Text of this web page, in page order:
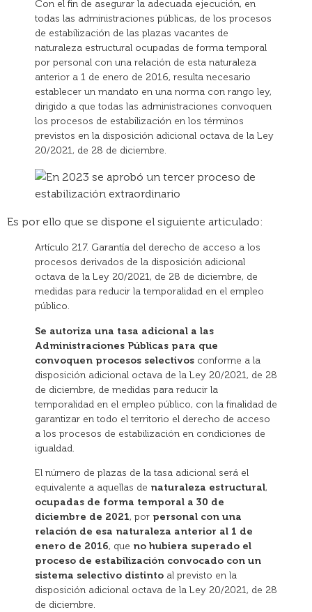
Con el fin de asegurar la adecuada ejecución, en
todas las administraciones públicas, de los procesos
de estabilización de las plazas vacantes de
naturaleza estructural ocupadas de forma temporal
por personal con una relación de esta naturaleza
anterior a 1 de enero de 2016, resulta necesario
establecer un mandato en una norma con rango ley,
dirigido a que todas las administraciones convoquen
los procesos de estabilización en los términos
previstos en la disposición adicional octava de la Ley
20/2021, de 28 de diciembre.
Es por ello que se dispone el siguiente articulado:
Artículo 217. Garantía del derecho de acceso a los
procesos derivados de la disposición adicional
octava de la Ley 20/2021, de 28 de diciembre, de
medidas para reducir la temporalidad en el empleo
público.
Se autoriza una tasa adicional a las
Administraciones Públicas para que
convoquen procesos selectivos conforme a la
disposición adicional octava de la Ley 20/2021, de 28
de diciembre, de medidas para reducir la
temporalidad en el empleo público, con la finalidad de
garantizar en todo el territorio el derecho de acceso
a los procesos de estabilización en condiciones de
igualdad.
El número de plazas de la tasa adicional será el
equivalente a aquellas de naturaleza estructural,
ocupadas de forma temporal a 30 de
diciembre de 2021, por personal con una
relación de esa naturaleza anterior al 1 de
enero de 2016, que no hubiera superado el
proceso de estabilización convocado con un
sistema selectivo distinto al previsto en la
disposición adicional octava de la Ley 20/2021, de 28
de diciembre.